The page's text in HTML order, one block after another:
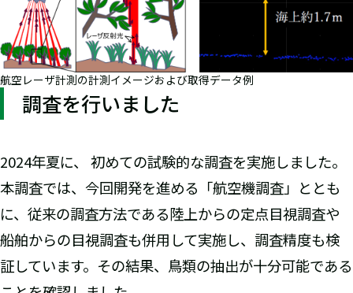
航空レーザ計測の計測イメージおよび取得データ例
調査を行いました
2024年夏に、 初めての試験的な調査を実施しました。
本調査では、今回開発を進める「航空機調査」ととも
に、従来の調査方法である陸上からの定点目視調査や
船舶からの目視調査も併用して実施し、調査精度も検
証しています。その結果、鳥類の抽出が十分可能である